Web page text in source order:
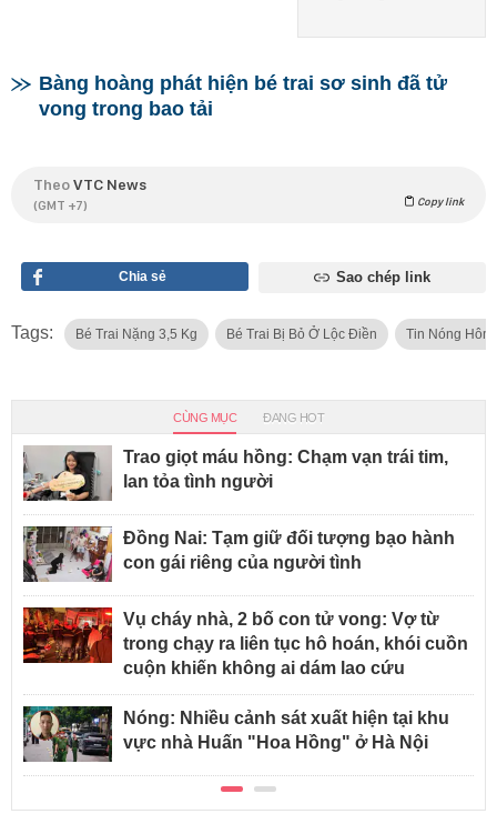
Bàng hoàng phát hiện bé trai sơ sinh đã tử
vong trong bao tải
TheoVTC News
(GMT +7) Copy link
Chia sẻ Sao chép link
Tags: Bé Trai Nặng 3,5 Kg Bé Trai Bị Bỏ Ở Lộc Điền Tin Nóng Hôm
CÙNG MỤC ĐANG HOT
Trao giọt máu hồng: Chạm vạn trái tim,
lan tỏa tình người
Đồng Nai: Tạm giữ đối tượng bạo hành
con gái riêng của người tình
Vụ cháy nhà, 2 bố con tử vong: Vợ từ
trong chạy ra liên tục hô hoán, khói cuồn
cuộn khiến không ai dám lao cứu
Nóng: Nhiều cảnh sát xuất hiện tại khu
vực nhà Huấn "Hoa Hồng" ở Hà Nội